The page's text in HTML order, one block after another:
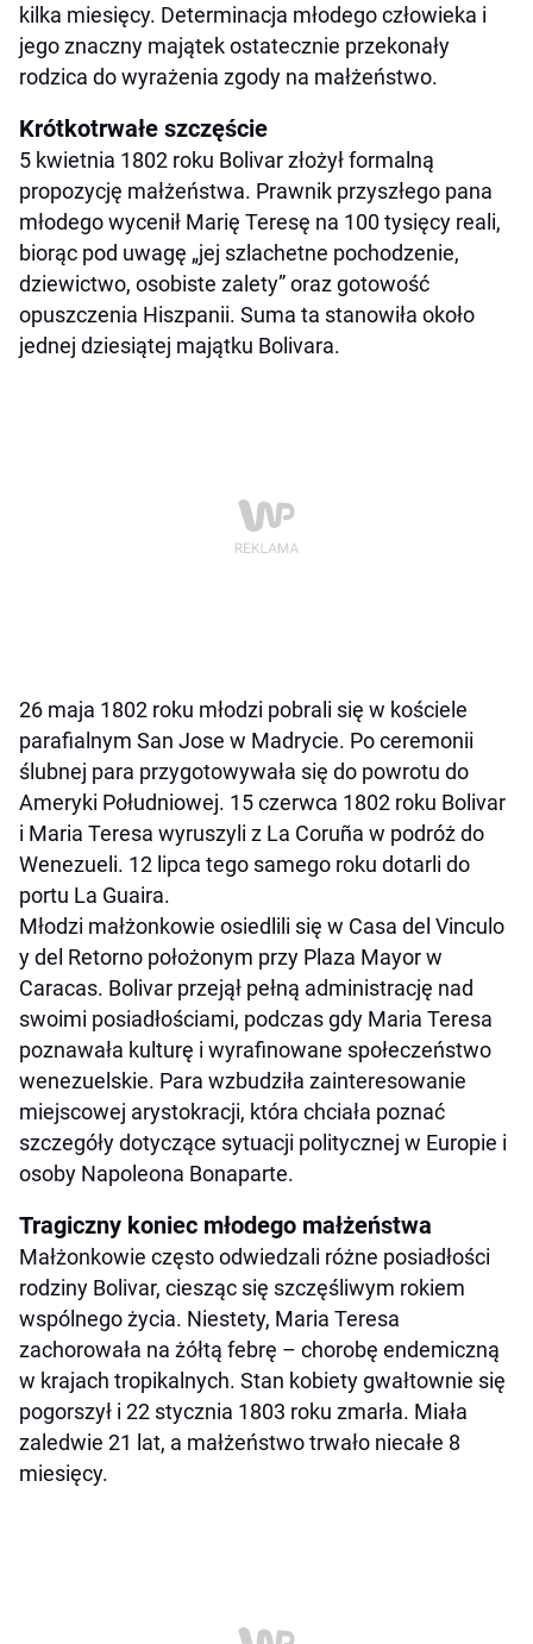
kilka miesięcy. Determinacja młodego człowieka i
jego znaczny majątek ostatecznie przekonały
rodzica do wyrażenia zgody na małżeństwo.
Krótkotrwałe szczęście
5 kwietnia 1802 roku Bolivar złożył formalną
propozycję małżeństwa. Prawnik przyszłego pana
młodego wycenił Marię Teresę na 100 tysięcy reali,
biorąc pod uwagę „jej szlachetne pochodzenie,
dziewictwo, osobiste zalety” oraz gotowość
opuszczenia Hiszpanii. Suma ta stanowiła około
jednej dziesiątej majątku Bolivara.
26 maja 1802 roku młodzi pobrali się w kościele
parafialnym San Jose w Madrycie. Po ceremonii
ślubnej para przygotowywała się do powrotu do
Ameryki Południowej. 15 czerwca 1802 roku Bolivar
i Maria Teresa wyruszyli z La Coruña w podróż do
Wenezueli. 12 lipca tego samego roku dotarli do
portu La Guaira.
Młodzi małżonkowie osiedlili się w Casa del Vinculo
y del Retorno położonym przy Plaza Mayor w
Caracas. Bolivar przejął pełną administrację nad
swoimi posiadłościami, podczas gdy Maria Teresa
poznawała kulturę i wyrafinowane społeczeństwo
wenezuelskie. Para wzbudziła zainteresowanie
miejscowej arystokracji, która chciała poznać
szczegóły dotyczące sytuacji politycznej w Europie i
osoby Napoleona Bonaparte.
Tragiczny koniec młodego małżeństwa
Małżonkowie często odwiedzali różne posiadłości
rodziny Bolivar, ciesząc się szczęśliwym rokiem
wspólnego życia. Niestety, Maria Teresa
zachorowała na żółtą febrę – chorobę endemiczną
w krajach tropikalnych. Stan kobiety gwałtownie się
pogorszył i 22 stycznia 1803 roku zmarła. Miała
zaledwie 21 lat, a małżeństwo trwało niecałe 8
miesięcy.